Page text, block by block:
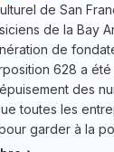
de San
de la Bay
de
628 a
des
toutes les
garder à la